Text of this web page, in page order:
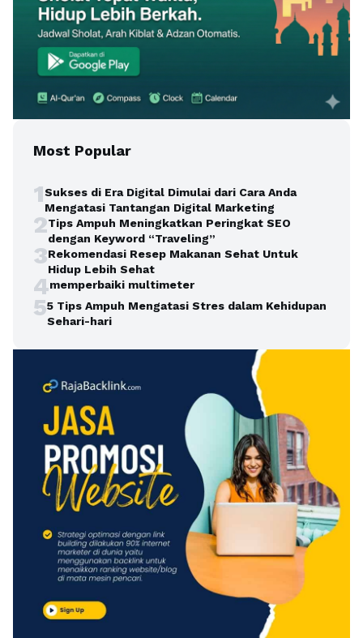
Most Popular
1Sukses di Era Digital Dimulai dari Cara Anda
Mengatasi Tantangan Digital Marketing
2Tips Ampuh Meningkatkan Peringkat SEO
dengan Keyword “Traveling”
3Rekomendasi Resep Makanan Sehat Untuk
Hidup Lebih Sehat
4memperbaiki multimeter
55 Tips Ampuh Mengatasi Stres dalam Kehidupan
Sehari-hari